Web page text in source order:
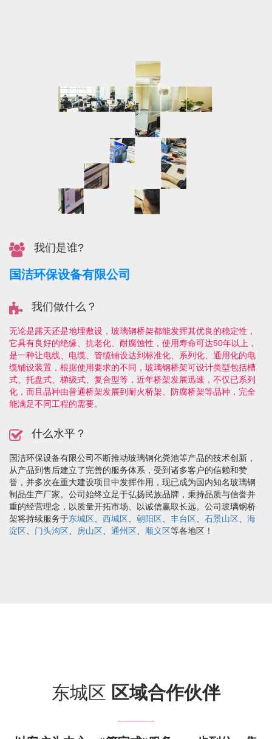
我们是谁?
国洁环保设备有限公司
我们做什么？
无论是露天还是地埋敷设，玻璃钢桥架都能发挥其优良的稳定性，
它具有良好的绝缘、抗老化、耐腐蚀性，使用寿命可达50年以上，
是一种让电线、电缆、管缆铺设达到标准化、系列化、通用化的电
缆铺设装置，根据使用要求的不同，玻璃钢桥架可设计类型包括槽
式、托盘式、梯级式、复合型等，近年桥架发展迅速，不仅已系列
化，而且品种由普通桥架发展到耐火桥架、防腐桥架等品种，完全
能满足不同工程的需要。
什么水平？
国洁环保设备有限公司不断推动玻璃钢化粪池等产品的技术创新，
从产品到售后建立了完善的服务体系，受到诸多客户的信赖和赞
誉，并多次在重大建设项目中发挥作用，现已成为国内知名玻璃钢
制品生产厂家。公司始终立足于弘扬民族品牌，秉持品质与信誉并
重的经营理念，以质量开拓市场、以诚信赢取长远。公司玻璃钢桥
架将持续服务于东城区、 西城区、 朝阳区、 丰台区、 石景山区、 海
淀区、 门头沟区、 房山区、 通州区、 顺义区等各地区！
东城区 区域合作伙伴